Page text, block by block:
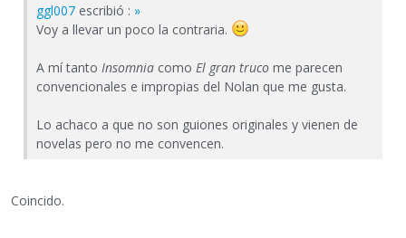
ggl007 escribió : »
Voy a llevar un poco la contraria.
A mí tanto Insomnia como El gran truco me parecen
convencionales e impropias del Nolan que me gusta.
Lo achaco a que no son guiones originales y vienen de
novelas pero no me convencen.
Coincido.